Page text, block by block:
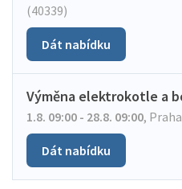
(40339)
Dát nabídku
Výměna elektrokotle a
1.8. 09:00 - 28.8. 09:00,
Dát nabídku